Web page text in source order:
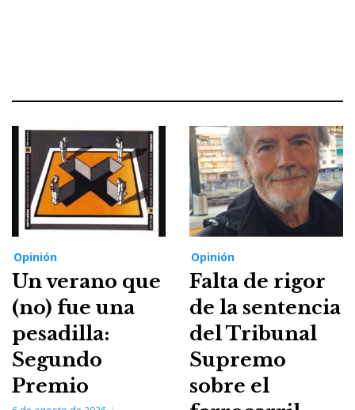
Opinión
Un verano que
(no) fue una
pesadilla:
Segundo
Premio
Opinión
Falta de rigor
de la sentencia
del Tribunal
Supremo
sobre el